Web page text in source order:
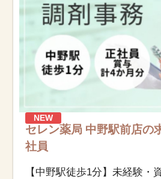
NEW
セレン薬局 中野駅前店の
社員
【中野駅徒歩1分】未経験・